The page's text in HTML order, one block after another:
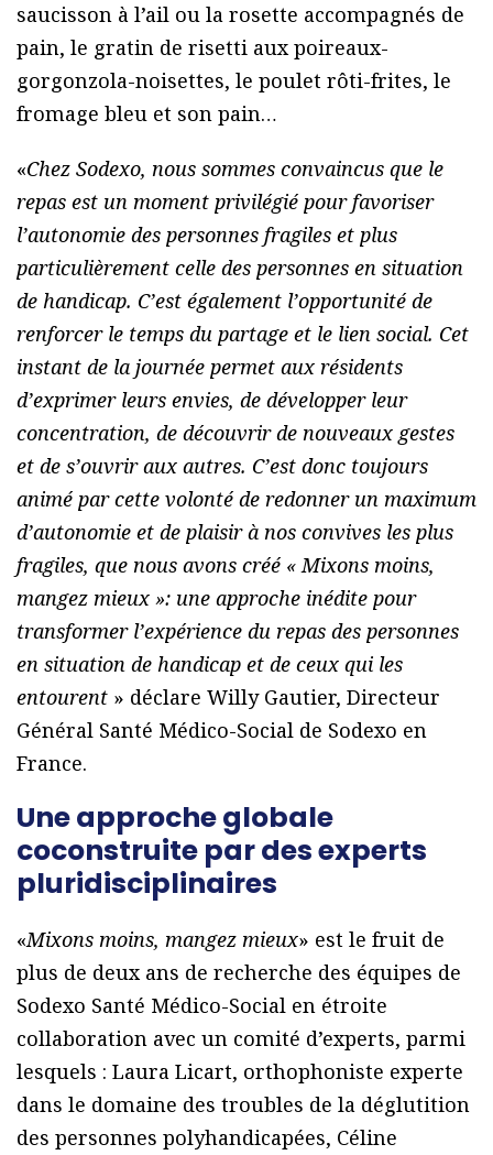
saucisson à l’ail ou la rosette accompagnés de
pain, le gratin de risetti aux poireaux-
gorgonzola-noisettes, le poulet rôti-frites, le
fromage bleu et son pain…
«Chez Sodexo, nous sommes convaincus que le
repas est un moment privilégié pour favoriser
l’autonomie des personnes fragiles et plus
particulièrement celle des personnes en situation
de handicap. C’est également l’opportunité de
renforcer le temps du partage et le lien social. Cet
instant de la journée permet aux résidents
d’exprimer leurs envies, de développer leur
concentration, de découvrir de nouveaux gestes
et de s’ouvrir aux autres. C’est donc toujours
animé par cette volonté de redonner un maximum
d’autonomie et de plaisir à nos convives les plus
fragiles, que nous avons créé « Mixons moins,
mangez mieux »: une approche inédite pour
transformer l’expérience du repas des personnes
en situation de handicap et de ceux qui les
entourent » déclare Willy Gautier, Directeur
Général Santé Médico-Social de Sodexo en
France.
Une approche globale
coconstruite par des experts
pluridisciplinaires
«Mixons moins, mangez mieux» est le fruit de
plus de deux ans de recherche des équipes de
Sodexo Santé Médico-Social en étroite
collaboration avec un comité d’experts, parmi
lesquels : Laura Licart, orthophoniste experte
dans le domaine des troubles de la déglutition
des personnes polyhandicapées, Céline